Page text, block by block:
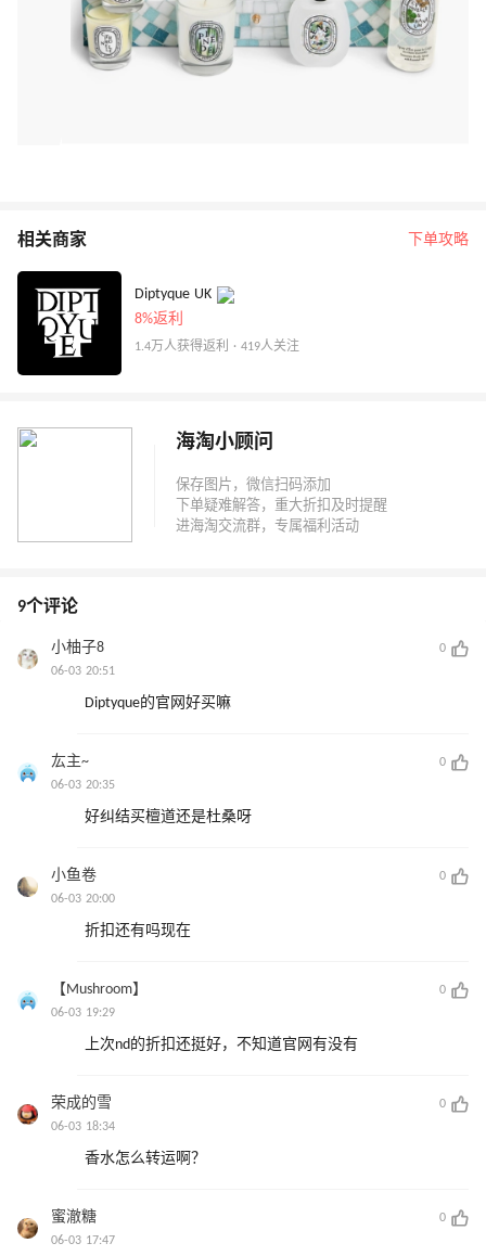
相关商家 下单攻略
Diptyque UK
8%返利
1.4万人获得返利 · 419人关注
海淘小顾问
9个评论
小柚子8
0
06-03 20:51
Diptyque的官网好买嘛
厷主~
0
06-03 20:35
好纠结买檀道还是杜桑呀
小鱼卷
0
06-03 20:00
折扣还有吗现在
【Mushroom】
0
06-03 19:29
上次nd的折扣还挺好，不知道官网有没有
荣成的雪
0
06-03 18:34
香水怎么转运啊？
蜜澈糖
0
06-03 17:47